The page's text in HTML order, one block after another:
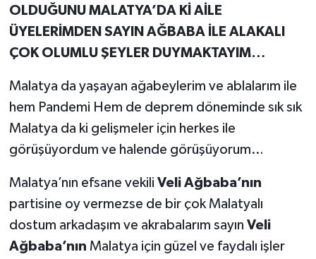
OLDUĞUNU MALATYA’DA Kİ AİLE
ÜYELERİMDEN SAYIN AĞBABA İLE ALAKALI
ÇOK OLUMLU ŞEYLER DUYMAKTAYIM…
Malatya da yaşayan ağabeylerim ve ablalarım ile
hem Pandemi Hem de deprem döneminde sık sık
Malatya da ki gelişmeler için herkes ile
görüşüyordum ve halende görüşüyorum…
Malatya’nın efsane vekili Veli Ağbaba’nın
partisine oy vermezse de bir çok Malatyalı
dostum arkadaşım ve akrabalarım sayın Veli
Ağbaba’nın Malatya için güzel ve faydalı işler